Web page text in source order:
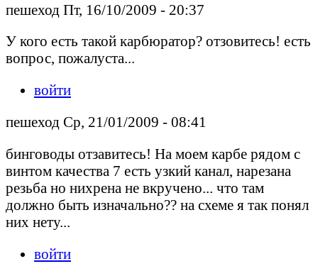
пешеход Пт, 16/10/2009 - 20:37
У кого есть такой карбюратор? отзовитесь! есть
вопрос, пожалуста...
войти
пешеход Ср, 21/01/2009 - 08:41
бинговоды отзавитесь! На моем карбе рядом с
винтом качества 7 есть узкий канал, нарезана
резьба но нихрена не вкручено... что там
должно быть изначально?? на схеме я так понял
них нету...
войти